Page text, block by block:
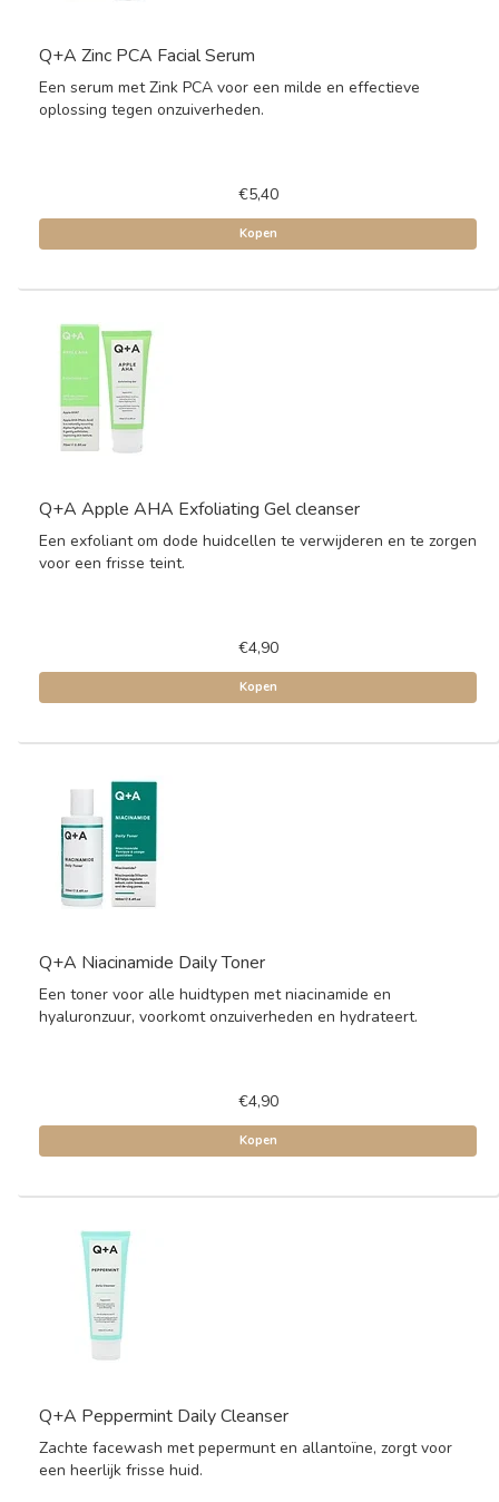
Q+A Zinc PCA Facial Serum
Een serum met Zink PCA voor een milde en effectieve
oplossing tegen onzuiverheden.
€5,40
Kopen
Q+A Apple AHA Exfoliating Gel cleanser
Een exfoliant om dode huidcellen te verwijderen en te zorgen
voor een frisse teint.
€4,90
Kopen
Q+A Niacinamide Daily Toner
Een toner voor alle huidtypen met niacinamide en
hyaluronzuur, voorkomt onzuiverheden en hydrateert.
€4,90
Kopen
Q+A Peppermint Daily Cleanser
Zachte facewash met pepermunt en allantoïne, zorgt voor
een heerlijk frisse huid.